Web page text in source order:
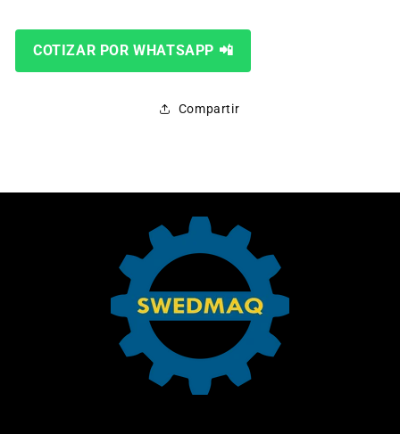
COTIZAR POR WHATSAPP 📲
Compartir